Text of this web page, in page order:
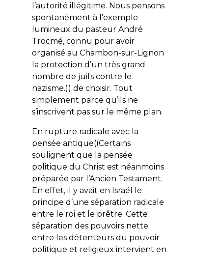
l’autorité illégitime. Nous pensons
spontanément à l’exemple
lumineux du pasteur André
Trocmé, connu pour avoir
organisé au Chambon-sur-Lignon
la protection d’un très grand
nombre de juifs contre le
nazisme.)) de choisir. Tout
simplement parce qu’ils ne
s’inscrivent pas sur le même plan.
En rupture radicale avec la
pensée antique((Certains
soulignent que la pensée
politique du Christ est néanmoins
préparée par l’Ancien Testament.
En effet, il y avait en Israël le
principe d’une séparation radicale
entre le roi et le prêtre. Cette
séparation des pouvoirs nette
entre les détenteurs du pouvoir
politique et religieux intervient en